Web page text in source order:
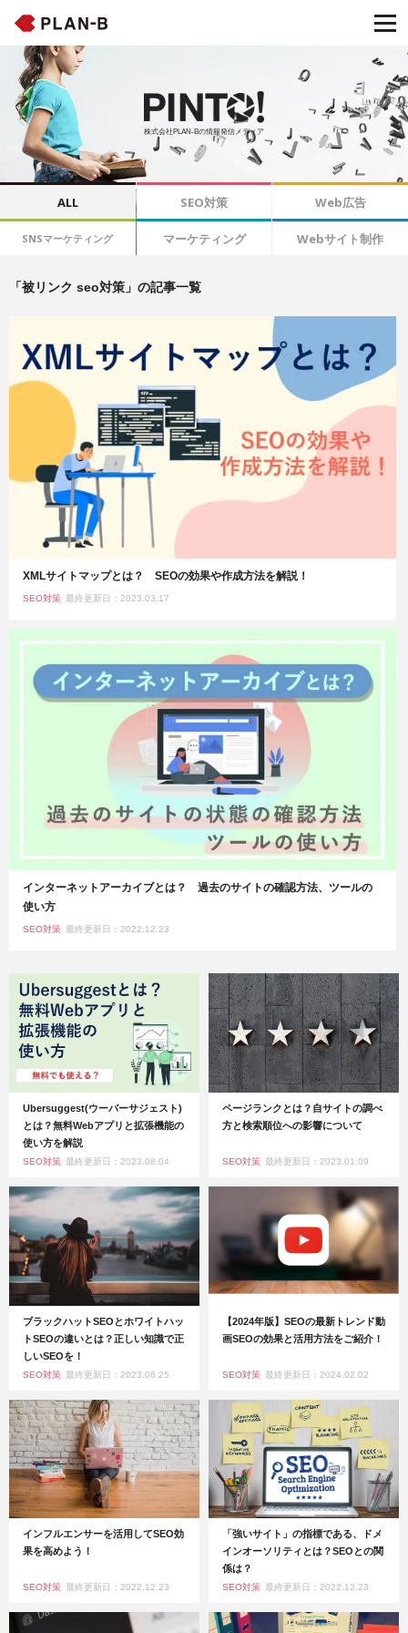
株式会社PLAN-Bの情報発信メディア
ALL SEO対策 Web広告
SNSマーケティング マーケティング Webサイト制作
「被リンク seo対策」の記事一覧
XMLサイトマップとは？ SEOの効果や作成方法を解説！
SEO対策 最終更新日：2023.03.17
インターネットアーカイブとは？ 過去のサイトの確認方法、ツールの
使い方
SEO対策 最終更新日：2022.12.23
Ubersuggest(ウーバーサジェスト)
とは？無料Webアプリと拡張機能の
使い方を解説
SEO対策 最終更新日：2023.08.04
ページランクとは？自サイトの調べ
方と検索順位への影響について
SEO対策 最終更新日：2023.01.09
ブラックハットSEOとホワイトハッ
トSEOの違いとは？正しい知識で正
しいSEOを！
SEO対策 最終更新日：2023.06.25
【2024年版】SEOの最新トレンド動
画SEOの効果と活用方法をご紹介！
SEO対策 最終更新日：2024.02.02
インフルエンサーを活用してSEO効
果を高めよう！
SEO対策 最終更新日：2022.12.23
「強いサイト」の指標である、ドメ
インオーソリティとは？SEOとの関
係は？
SEO対策 最終更新日：2022.12.23